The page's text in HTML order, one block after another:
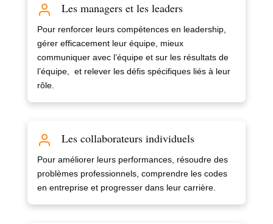
Les managers et les leaders
Pour renforcer leurs compétences en leadership,
gérer efficacement leur équipe, mieux
communiquer avec l’équipe et sur les résultats de
l’équipe, et relever les défis spécifiques liés à leur
rôle.
Les collaborateurs individuels
Pour améliorer leurs performances, résoudre des
problèmes professionnels, comprendre les codes
en entreprise et progresser dans leur carrière.